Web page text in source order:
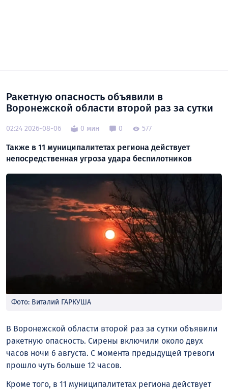
Ракетную опасность объявили в
Воронежской области второй раз за сутки
02:24 2026-08-06 0 мин 0 577
Также в 11 муниципалитетах региона действует
непосредственная угроза удара беспилотников
Фото: Виталий ГАРКУША
В Воронежской области второй раз за сутки объявили
ракетную опасность. Сирены включили около двух
часов ночи 6 августа. С момента предыдущей тревоги
прошло чуть больше 12 часов.
Кроме того, в 11 муниципалитетах региона действует